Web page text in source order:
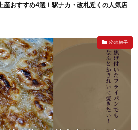
産おすすめ4選！駅ナカ・改札近くの人気店
冷凍餃子